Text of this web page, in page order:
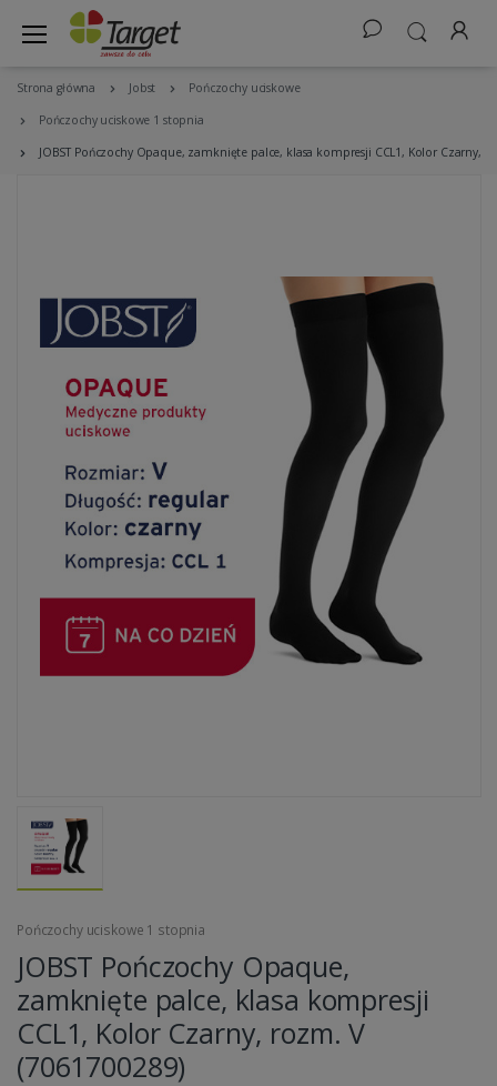
Strona główna Jobst Pończochy uciskowe
Pończochy uciskowe 1 stopnia
JOBST Pończochy Opaque, zamknięte palce, klasa kompresji CCL1, Kolor Czarny,
Pończochy uciskowe 1 stopnia
JOBST Pończochy Opaque,
zamknięte palce, klasa kompresji
CCL1, Kolor Czarny, rozm. V
(7061700289)